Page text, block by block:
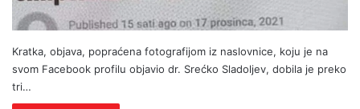
Kratka, objava, popraćena fotografijom iz naslovnice, koju je na
svom Facebook profilu objavio dr. Srećko Sladoljev, dobila je preko
tri…